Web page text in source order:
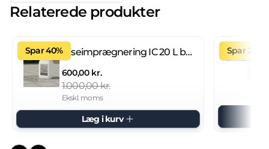
Relaterede produkter
Spar 40% Fliseimprægnering IC 20 L brugsklar
600,00 kr.
1.000,00 kr.
Ekskl. moms
Læg i kurv
Spar 27%